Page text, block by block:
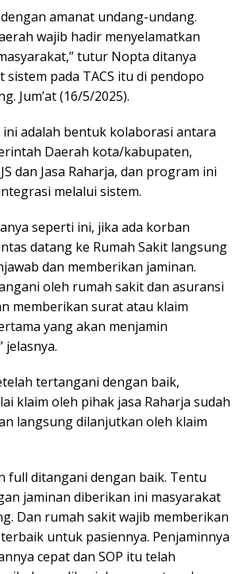
amanat undang-undang.
wajib hadir menyelamatkan
tutur Nopta ditanya
pada TACS itu di pendopo
Jum’at (16/5/2025).
ini adalah bentuk kolaborasi antara
Daerah kota/kabupaten,
dan Jasa Raharja, dan program ini
melalui sistem.
seperti ini, jika ada korban
datang ke Rumah Sakit langsung
dan memberikan jaminan.
oleh rumah sakit dan asuransi
memberikan surat atau klaim
yang akan menjamin
jelasnya.
tertangani dengan baik,
klaim oleh pihak jasa Raharja sudah
langsung dilanjutkan oleh klaim
full ditangani dengan baik. Tentu
jaminan diberikan ini masyarakat
Dan rumah sakit wajib memberikan
untuk pasiennya. Penjaminnya
cepat dan SOP itu telah